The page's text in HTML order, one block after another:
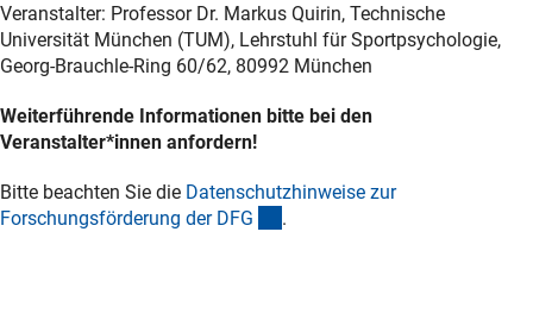
Veranstalter: Professor Dr. Markus Quirin, Technische
Universität München (TUM), Lehrstuhl für Sportpsychologie,
Georg-Brauchle-Ring 60/62, 80992 München
Weiterführende Informationen bitte bei den
Veranstalter*innen anfordern!
Bitte beachten Sie die Datenschutzhinweise zur
Forschungsförderung der DFG .